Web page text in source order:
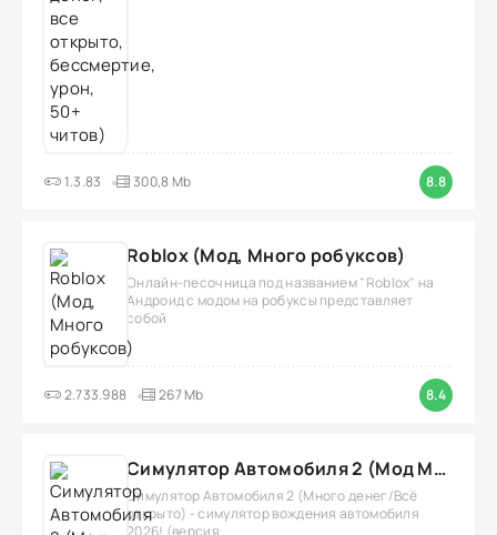
1.3.83 300,8 Mb 8.8
Roblox (Мод, Много робуксов)
Онлайн-песочница под названием "Roblox" на
Андроид с модом на робуксы представляет
собой
2.733.988 267 Mb 8.4
Симулятор Автомобиля 2 (Мод Много денег/Всё открыто)
Симулятор Автомобиля 2 (Много денег/Всё
открыто) - симулятор вождения автомобиля
2026! (версия